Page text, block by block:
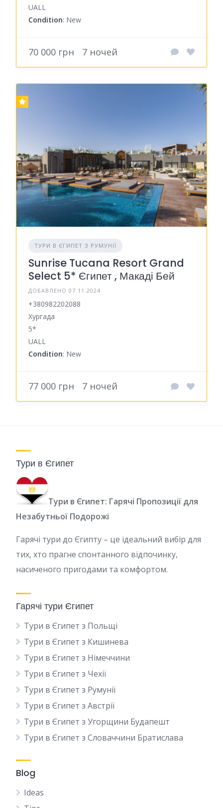
UALL
Condition: New
70 000 грн 7 ночей
ТУРИ В ЄГИПЕТ З РУМУНІЇ
Sunrise Tucana Resort Grand
Select 5* Єгипет , Макаді Бей
ДОБАВЛЕНО 07.11.2024
+380982202088
Хургада
5*
UALL
Condition: New
77 000 грн 7 ночей
Тури в Єгипет
Тури в Єгипет: Гарячі Пропозиції для
Незабутньої Подорожі
Гарячі тури до Єгипту – це ідеальний вибір для
тих, хто прагне спонтанного відпочинку,
насиченого пригодами та комфортом.
Гарячі тури Єгипет
Тури в Єгипет з Польщі
Тури в Єгипет з Кишинева
Тури в Єгипет з Німеччини
Тури в Єгипет з Чехії
Тури в Єгипет з Румунії
Тури в Єгипет з Австрії
Тури в Єгипет з Угорщини Будапешт
Тури в Єгипет з Словаччини Братислава
Blog
Ideas